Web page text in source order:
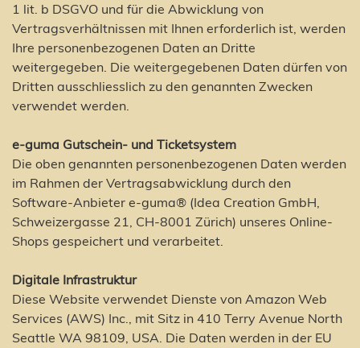
1 lit. b DSGVO und für die Abwicklung von
Vertragsverhältnissen mit Ihnen erforderlich ist, werden
Ihre personenbezogenen Daten an Dritte
weitergegeben. Die weitergegebenen Daten dürfen von
Dritten ausschliesslich zu den genannten Zwecken
verwendet werden.
e-guma Gutschein- und Ticketsystem
Die oben genannten personenbezogenen Daten werden
im Rahmen der Vertragsabwicklung durch den
Software-Anbieter e-guma® (Idea Creation GmbH,
Schweizergasse 21, CH-8001 Zürich) unseres Online-
Shops gespeichert und verarbeitet.
Digitale Infrastruktur
Diese Website verwendet Dienste von Amazon Web
Services (AWS) Inc., mit Sitz in 410 Terry Avenue North
Seattle WA 98109, USA. Die Daten werden in der EU